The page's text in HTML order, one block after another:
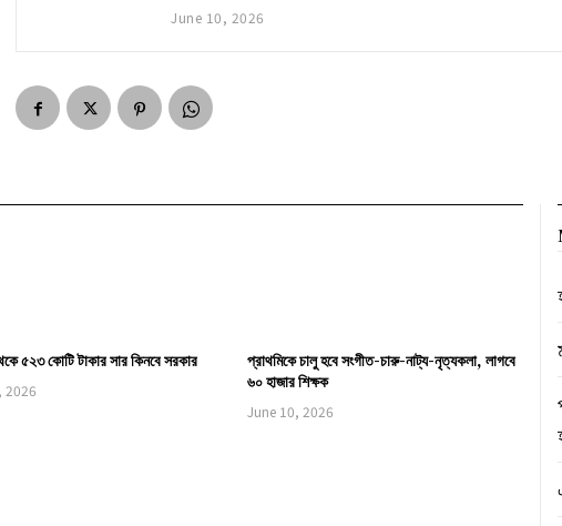
June 10, 2026
৫২৩ কোটি টাকার সার কিনবে সরকার
2026
প্রাথমিকে চালু হবে সংগীত-চারু-নাট্য-নৃত্যকলা, লাগবে
৬০ হাজার শিক্ষক
June 10, 2026